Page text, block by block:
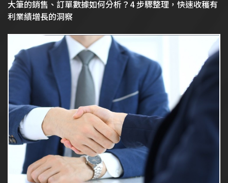
大筆的銷售、訂單數據如何分析？4 步驟整理，快速收穫有
利業績增長的洞察